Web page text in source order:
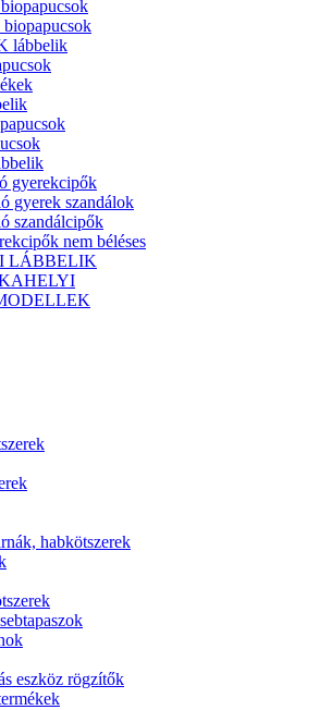
lábbelik
gyerekcipők
gyerek szandálok
szandálcipők
nem béléses
LÁBBELIK
habkötszerek
eszköz rögzítők